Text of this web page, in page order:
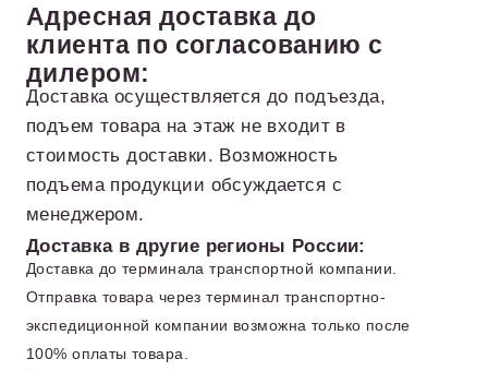
Адресная доставка до
клиента по согласованию с
дилером:
Доставка осуществляется до подъезда,
подъем товара на этаж не входит в
стоимость доставки. Возможность
подъема продукции обсуждается с
менеджером.
Доставка в другие регионы России:
Доставка до терминала транспортной компании.
Отправка товара через терминал транспортно-
экспедиционной компании возможна только после
100% оплаты товара.